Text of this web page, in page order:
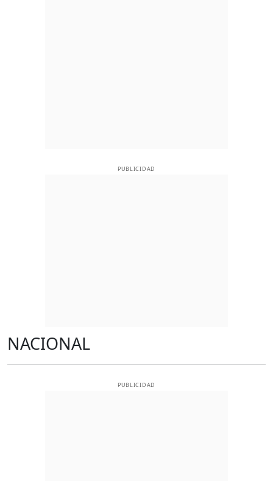
PUBLICIDAD
NACIONAL
PUBLICIDAD